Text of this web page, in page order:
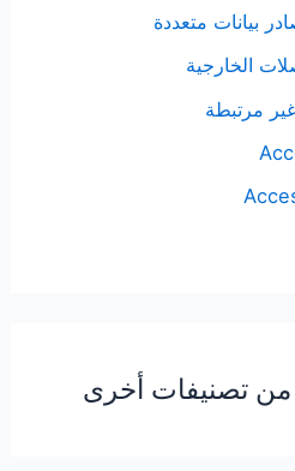
بيانات متعددة
الخارجية
مرتبطة
تصنيفات أخرى